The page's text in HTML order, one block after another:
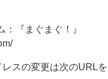
まぐまぐ！』
の変更は次のURLを